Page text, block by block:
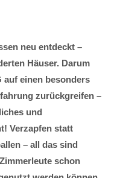
neu entdeckt –
Häuser. Darum
auf einen besonders
zurückgreifen –
und
Verzapfen statt
– all das sind
schon